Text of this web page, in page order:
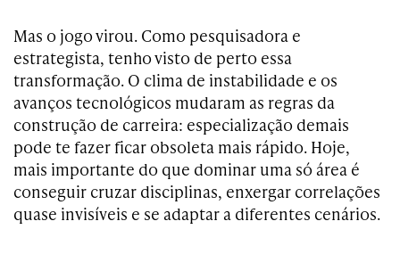
Mas o jogo virou. Como pesquisadora e
estrategista, tenho visto de perto essa
transformação. O clima de instabilidade e os
avanços tecnológicos mudaram as regras da
construção de carreira: especialização demais
pode te fazer ficar obsoleta mais rápido. Hoje,
mais importante do que dominar uma só área é
conseguir cruzar disciplinas, enxergar correlações
quase invisíveis e se adaptar a diferentes cenários.